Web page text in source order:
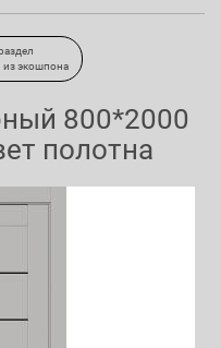
экошпона
800*2000
полотна